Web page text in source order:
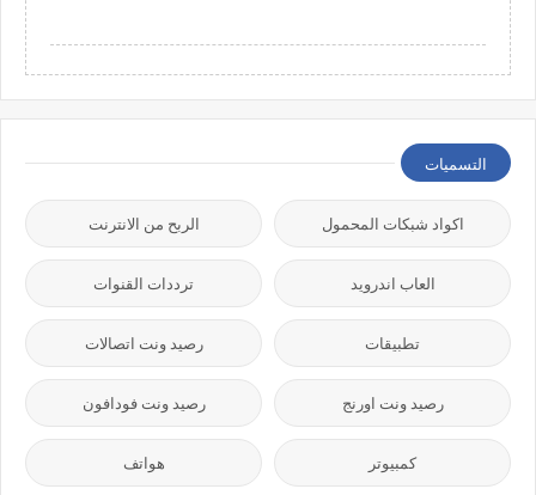
التسميات
اكواد شبكات المحمول الربح من الانترنت
العاب اندرويد ترددات القنوات
تطبيقات رصيد ونت اتصالات
رصيد ونت اورنج رصيد ونت فودافون
كمبيوتر هواتف